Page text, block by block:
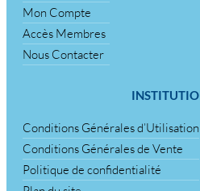
Mon Compte
Accès Membres
Nous Contacter
Conditions Générales d’Utilisation
Conditions Générales de Vente
Politique de confidentialité